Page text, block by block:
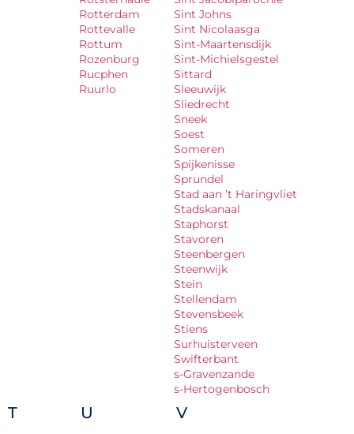
Rotterdam
Rottevalle
Rottum
Rozenburg
Rucphen
Ruurlo
Sint Johns
Sint Nicolaasga
Sint-Maartensdijk
Sint-Michielsgestel
Sittard
Sleeuwijk
Sliedrecht
Sneek
Soest
Someren
Spijkenisse
Sprundel
Stad aan ’t Haringvliet
Stadskanaal
Staphorst
Stavoren
Steenbergen
Steenwijk
Stein
Stellendam
Stevensbeek
Stiens
Surhuisterveen
Swifterbant
s-Gravenzande
s-Hertogenbosch
T U V